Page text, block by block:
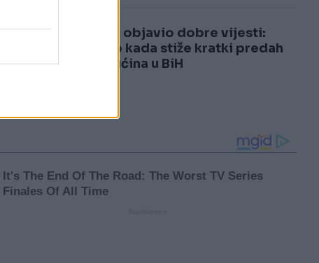
4
Sladić objavio dobre vijesti:
Otkrio kada stiže kratki predah
od vrućina u BiH